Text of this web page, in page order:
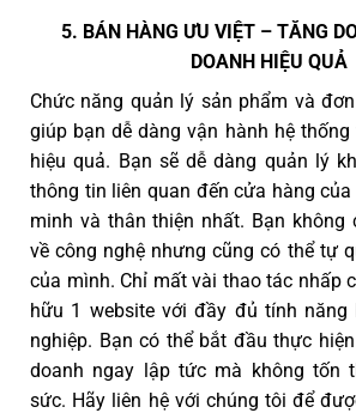
5. BÁN HÀNG ƯU VIỆT – TĂNG
DOANH HIỆU QUẢ
Chức năng quản lý sản phẩm và
giúp bạn dễ dàng vận hành hệ
hiệu quả. Bạn sẽ dễ dàng quản lý
thông tin liên quan đến cửa hàng
minh và thân thiện nhất. Bạn không
về công nghệ nhưng cũng có thể tự
của mình. Chỉ mất vài thao tác nhấp
hữu 1 website với đầy đủ tính năng
nghiệp. Bạn có thể bắt đầu thực
doanh ngay lập tức mà không tốn
sức. Hãy liên hệ với chúng tôi để